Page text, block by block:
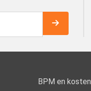
BPM en kosten